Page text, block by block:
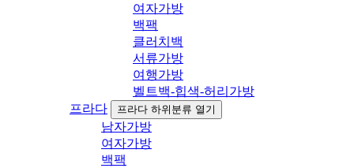
여자가방
백팩
클러치백
서류가방
여행가방
벨트백-힙색-허리가방
프라다
프라다 하위분류 열기
남자가방
여자가방
백팩